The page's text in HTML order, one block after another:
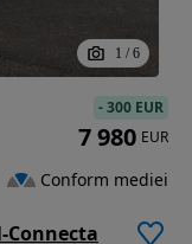
1 / 6
Connecta
-300 EUR
7 980 EUR
Conform mediei